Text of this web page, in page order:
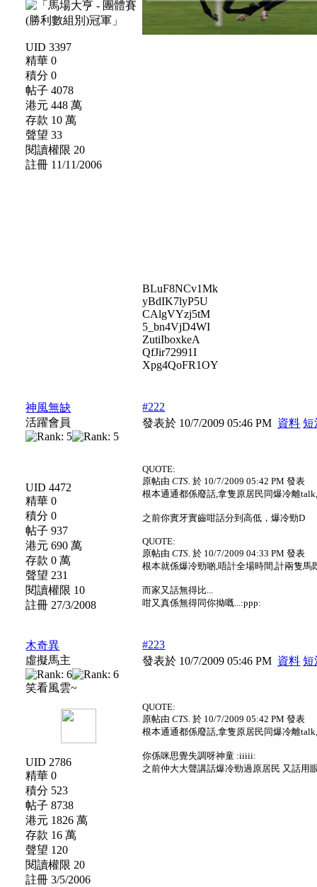
UID 3397
精華 0
積分 0
帖子 4078
港元 448 萬
存款 10 萬
聲望 33
閱讀權限 20
註冊 11/11/2006
BLuF8NCv1Mk
yBdIK7lyP5U
CAlgVYzj5tM
5_bn4VjD4WI
ZutiIboxkeA
QfJir72991I
Xpg4QoFR1OY
神風無缺
活躍會員
UID 4472
精華 0
積分 0
帖子 937
港元 690 萬
存款 0 萬
聲望 231
閱讀權限 10
註冊 27/3/2008
#222
發表於 10/7/2009 05:46 PM 資料 短
QUOTE:
原帖由CTS. 於 10/7/2009 05:42 PM 發表
根本通通都係廢話,拿隻原居民同爆冷離
之前你實牙實齒咁話分到高低，爆冷勁D
QUOTE:
原帖由CTS. 於 10/7/2009 04:33 PM 發表
根本就係爆冷勁啲,唔計全場時間,計兩隻馬
而家又話無得比...
咁又真係無得同你拗嘅...:ppp:
木奇異
虛擬馬主
笑看風雲~
UID 2786
精華 0
積分 523
帖子 8738
港元 1826 萬
存款 16 萬
聲望 120
閱讀權限 20
註冊 3/5/2006
#223
發表於 10/7/2009 05:46 PM 資料 短
QUOTE:
原帖由CTS. 於 10/7/2009 05:42 PM 發表
根本通通都係廢話,拿隻原居民同爆冷離
你係咪思覺失調呀神童 :iiiii:
之前仲大大聲講話爆冷勁過原居民 又話